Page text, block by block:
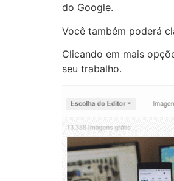
do Google.
Você também poderá
Clicando em mais
seu trabalho.